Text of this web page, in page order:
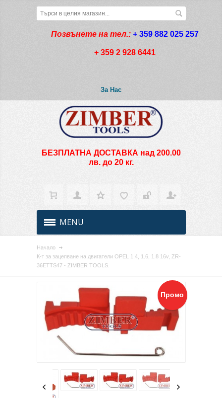
Позвънете на тел.: + 359 882 025 257
+ 359 2 928 6441
За Нас
БЕЗПЛАТНА ДОСТАВКА над 200.00
лв. до 20 кг.
MENU
Начало
К-т за зацепване на двигатели OPEL 1.4, 1.6, 1.8 16v, ZR-
36ETTS47 - ZIMBER TOOLS.
Промо